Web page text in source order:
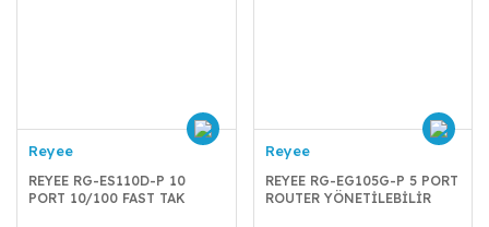
Reyee
REYEE RG-ES110D-P 10
PORT 10/100 FAST TAK
Reyee
REYEE RG-EG105G-P 5 PORT
ROUTER YÖNETİLEBİLİR